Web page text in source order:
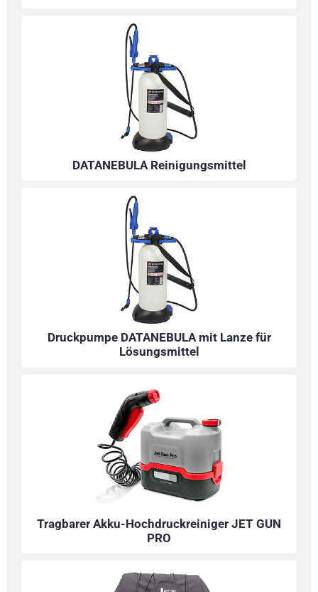
DATANEBULA Reinigungsmittel
Druckpumpe DATANEBULA mit Lanze für
Lösungsmittel
Tragbarer Akku-Hochdruckreiniger JET GUN
PRO